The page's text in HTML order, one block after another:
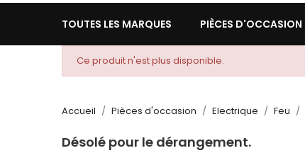
TOUTES LES MARQUES PIÈCES D'OCCASION
Ce produit n'est plus disponible.
Accueil Pièces d'occasion Electrique Feu
Désolé pour le dérangement.